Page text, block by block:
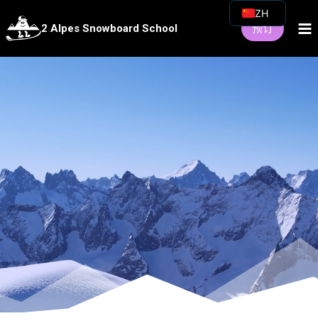
至
内
2 Alpes Snowboard School 预订
ZH
FR
EN
RU